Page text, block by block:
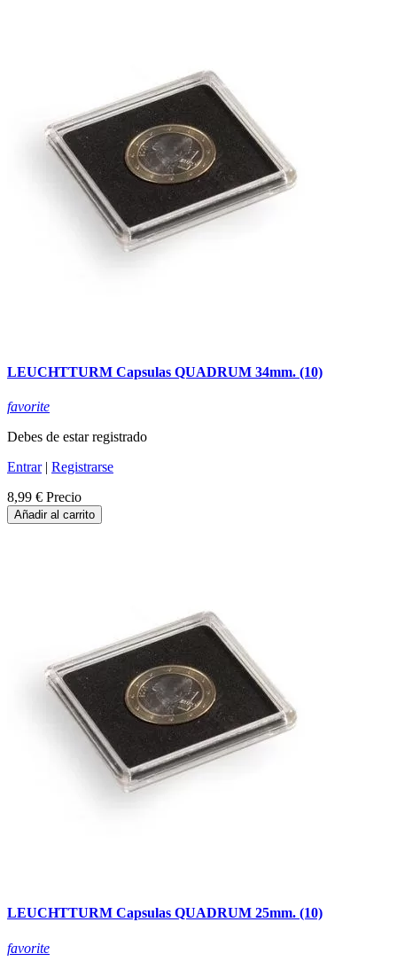
LEUCHTTURM Capsulas QUADRUM 34mm. (10)
favorite
Debes de estar registrado
Entrar| Registrarse
8,99 € Precio
Añadir al carrito
LEUCHTTURM Capsulas QUADRUM 25mm. (10)
favorite